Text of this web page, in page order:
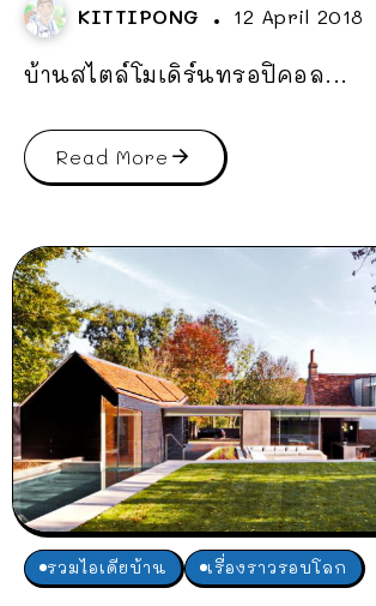
KITTIPONG 12 April 2018
บ้านสไตล์โมเดิร์นทรอปิคอล...
Read More
รวมไอเดียบ้าน เรื่องราวรอบโลก